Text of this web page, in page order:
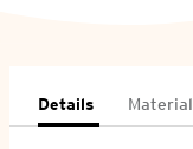
Details Material